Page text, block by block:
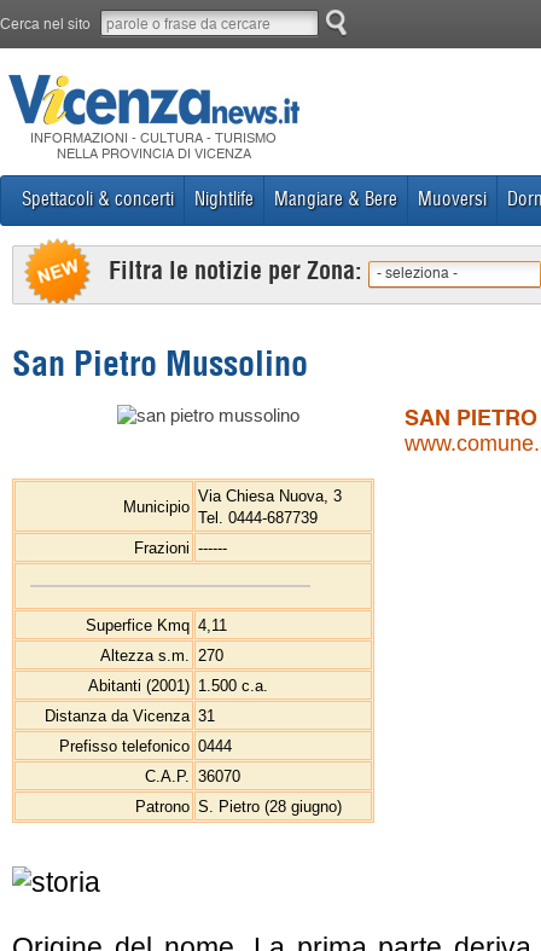
Cerca nel sito
INFORMAZIONI - CULTURA - TURISMO
NELLA PROVINCIA DI VICENZA
Spettacoli & concerti Nightlife Mangiare & Bere Muoversi
Filtra le notizie per Zona: - seleziona -
San Pietro Mussolino
SAN
Municipio
Via Chiesa Nuova, 3
Tel. 0444-687739
Frazioni ------
Superfice Kmq 4,11
Altezza s.m. 270
Abitanti (2001) 1.500 c.a.
Distanza da Vicenza 31
Prefisso telefonico 0444
C.A.P. 36070
Patrono S. Pietro (28 giugno)